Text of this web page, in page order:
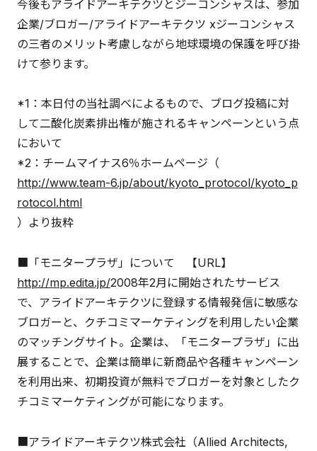
今後もアライドアーキテクツとジーコンシャスは、参加
企業/ブロガー/アライドアーキテクツ xジーコンシャス
の三者のメリット考慮しながら地球環境の保護を呼び掛
けて参ります。
*1：本日付の当社調べによるもので、ブログ投稿に対
して二酸化炭素排出権が施されるキャンペーンという点
において
*2：チームマイナス6％ホームページ（
http://www.team-6.jp/about/kyoto_protocol/kyoto_p
rotocol.html
）より抜粋
■「モニタープラザ」について 【URL】
http://mp.edita.jp/2008年2月に開始されたサービス
で、アライドアーキテクツに登録する情報発信に敏感な
ブロガーと、クチコミマーケティングを利用したい企業
のマッチングサイト。企業は、「モニタープラザ」に出
展することで、企業は簡単に新商品や各種キャンペーン
を利用出来、初期投資が無料でブロガーを対象としたク
チコミマーケティングが可能になります。
■アライドアーキテクツ株式会社（Allied Architects,